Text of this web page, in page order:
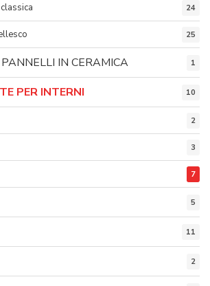
24
25
IN CERAMICA 1
PER INTERNI 10
2
3
7
5
11
2